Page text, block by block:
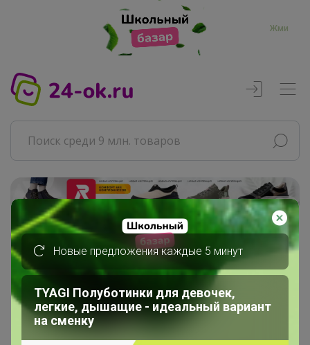
Жми
Реклама
Главная
Совместные покупки
АРХИВ СП
ВЗРОСЛЫЕ СП
ОДЕЖДА ДЛЯ ВЗРОСЛЫХ
Новые предложения каждые 5 минут
TYAGI Полуботинки для девочек,
легкие, дышащие - идеальный вариант
на сменку